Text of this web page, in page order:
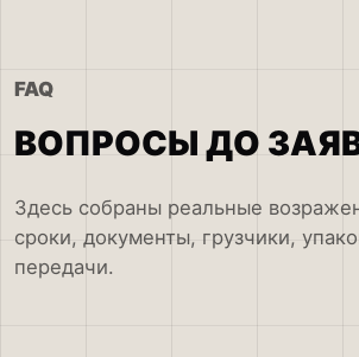
FAQ
ВОПРОСЫ ДО
Здесь собраны реальные
сроки, документы, грузчики,
передачи.